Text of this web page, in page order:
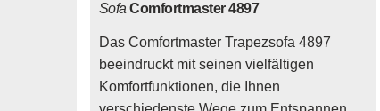
SofaComfortmaster 4897
Das Comfortmaster Trapezsofa 4897
beeindruckt mit seinen vielfältigen
Komfortfunktionen, die Ihnen